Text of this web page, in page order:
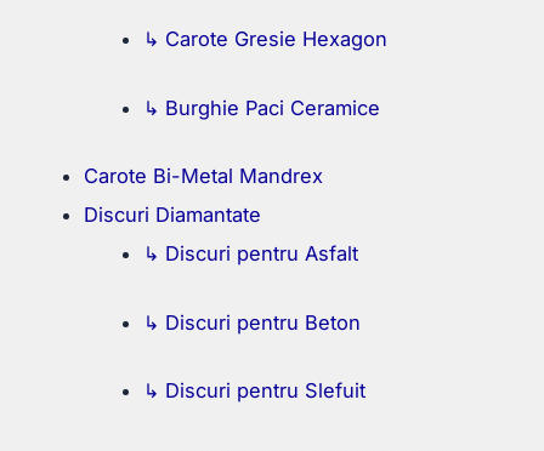
↳ Carote Gresie Hexagon
↳ Burghie Paci Ceramice
Carote Bi-Metal Mandrex
Discuri Diamantate
↳ Discuri pentru Asfalt
↳ Discuri pentru Beton
↳ Discuri pentru Slefuit